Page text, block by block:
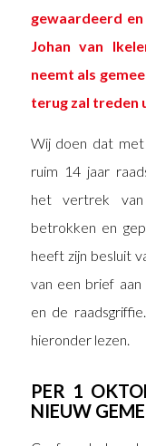
gewaardeerd
Johan van
neemt als
terug zal treden
Wij doen dat
ruim 14 jaar
het vertrek van
betrokken en
heeft zijn besluit
van een brief
en de raadsgriffie.
hieronder lezen.
PER 1
NIEUW